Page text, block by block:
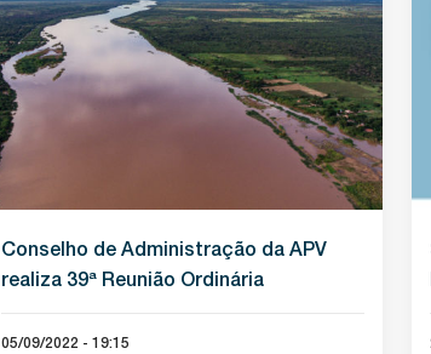
Conselho de Administração da APV
realiza 39ª Reunião Ordinária
05/09/2022 - 19:15